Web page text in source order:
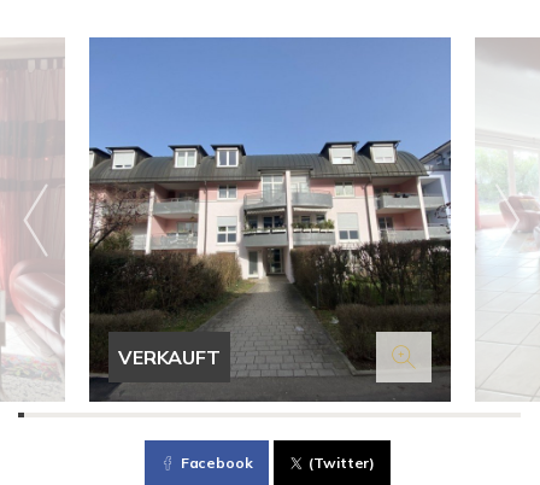
VERKAUFT
Facebook (Twitter)